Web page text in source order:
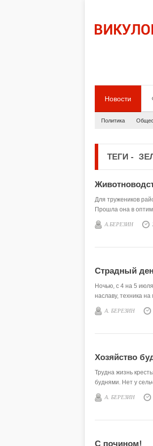
Новости
Политика
ТЕГИ -
Для тружеников
Прошла она в
А.БЕРЕЗИН
Страдный
Ночью, с 4 на 5
наславу, техника
А. БЕРЕЗИН
Хозяйство
Трудна жизнь
буднями. Нет у
А. БЕРЕЗИН
С почином!